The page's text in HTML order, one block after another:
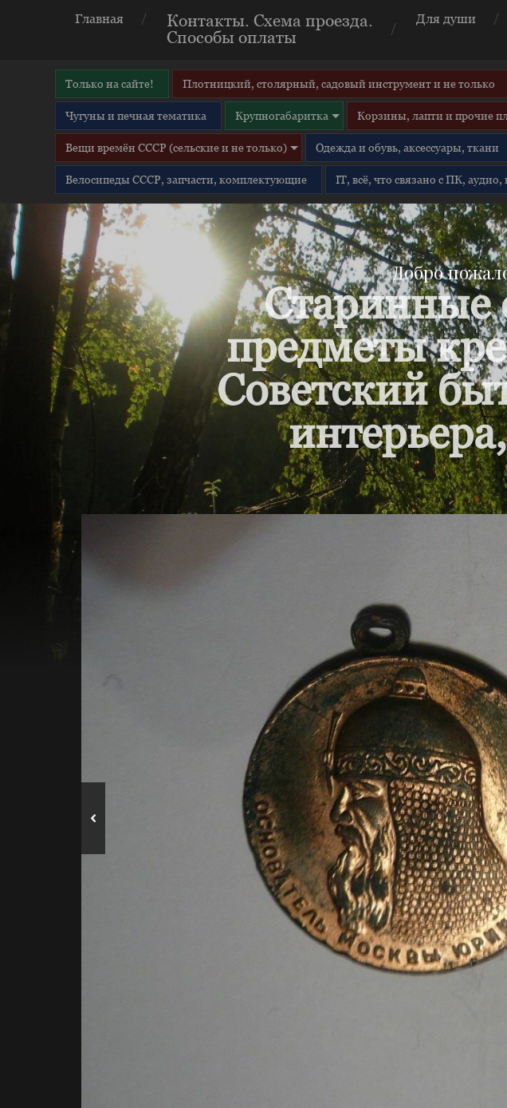
Главная
Контакты. Схема проезда.
Способы оплаты
Для души
Только на сайте! Плотницкий, столярный, садовый инструмент и не только
Чугуны и печная тематика Крупногабаритка Корзины, лапти и прочие
Вещи времён СССР (сельские и не только) Одежда и обувь, аксессуары, ткани
Велосипеды СССР, запчасти, комплектующие IT, всё, что связано с ПК,
Добро
Старинные
предметы
Советский